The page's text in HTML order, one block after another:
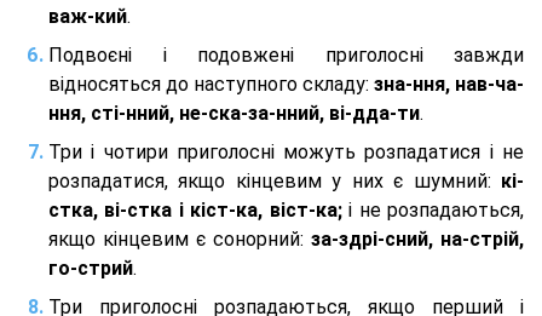
важ-кий.
Подвоєні і подовжені приголосні завжди
відносяться до наступного складу: зна-ння, нав-ча-
ння, сті-нний, не-ска-за-нний, ві-дда-ти.
Три і чотири приголосні можуть розпадатися і не
розпадатися, якщо кінцевим у них є шумний: кі-
стка, ві-стка і кіст-ка, віст-ка;і не розпадаються,
якщо кінцевим є сонорний: за-здрі-сний, на-стрій,
го-стрий.
Три приголосні розпадаються, якщо перший і